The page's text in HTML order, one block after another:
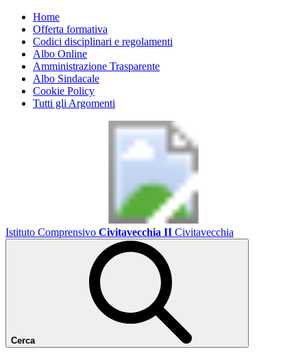
Home
Offerta formativa
Codici disciplinari e regolamenti
Albo Online
Amministrazione Trasparente
Albo Sindacale
Cookie Policy
Tutti gli Argomenti
Istituto Comprensivo Civitavecchia II Civitavecchia
Cerca